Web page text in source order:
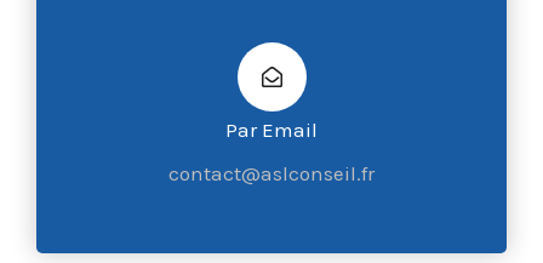
Par Email
contact@aslconseil.fr